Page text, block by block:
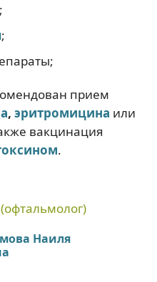
;
прием
, эритромицина или
вакцинация
.
Наиля